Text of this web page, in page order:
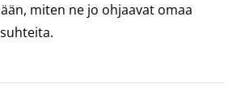
miten ne jo ohjaavat omaa